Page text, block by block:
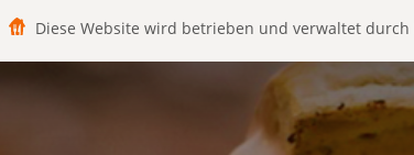
Diese Website wird betrieben und verwaltet durch